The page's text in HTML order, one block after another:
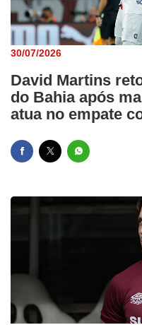
30/07/2026
David Martins
do Bahia após
atua no empate